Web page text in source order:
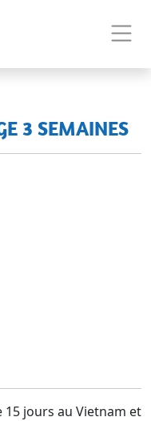
3 SEMAINES
jours au Vietnam et